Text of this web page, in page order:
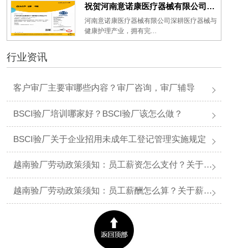
祝贺河南意诺康医疗器械有限公司2026年一次性成功通过GMP认证
河南意诺康医疗器械有限公司深耕医疗器械与
健康护理产业，拥有完...
行业资讯
客户审厂主要审哪些内容？审厂咨询，审厂辅导
BSCI验厂培训哪家好？BSCI验厂该怎么做？
BSCI验厂关于企业招用未成年工登记管理实施规定
越南验厂劳动政策须知：员工薪资怎么支付？关于薪资支付有哪些规定呢？
越南验厂劳动政策须知：员工薪酬怎么算？关于薪酬有哪些规定呢？​